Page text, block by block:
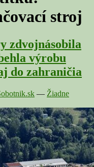
stroj
zdvojnásobila
výrobu
do zahraničia
— Žiadne